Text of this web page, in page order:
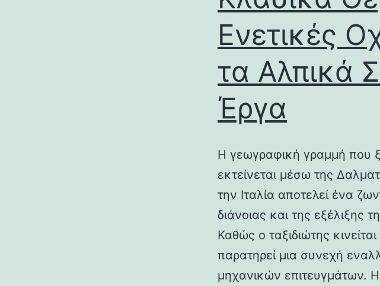
Ενετικές
τα Αλπικά
Έργα
Η γεωγραφική γραμμή που
εκτείνεται μέσω της
την Ιταλία αποτελεί ένα
διάνοιας και της εξέλιξης
Καθώς ο ταξιδιώτης
παρατηρεί μια συνεχή
μηχανικών επιτευγμάτων.